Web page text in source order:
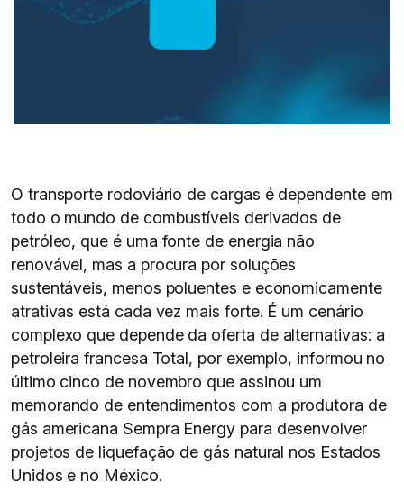
O transporte rodoviário de cargas é dependente em
todo o mundo de combustíveis derivados de
petróleo, que é uma fonte de energia não
renovável, mas a procura por soluções
sustentáveis, menos poluentes e economicamente
atrativas está cada vez mais forte. É um cenário
complexo que depende da oferta de alternativas: a
petroleira francesa Total, por exemplo, informou no
último cinco de novembro que assinou um
memorando de entendimentos com a produtora de
gás americana Sempra Energy para desenvolver
projetos de liquefação de gás natural nos Estados
Unidos e no México.